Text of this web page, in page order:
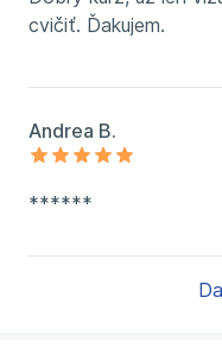
cvičiť. Ďakujem.
Andrea B.
******